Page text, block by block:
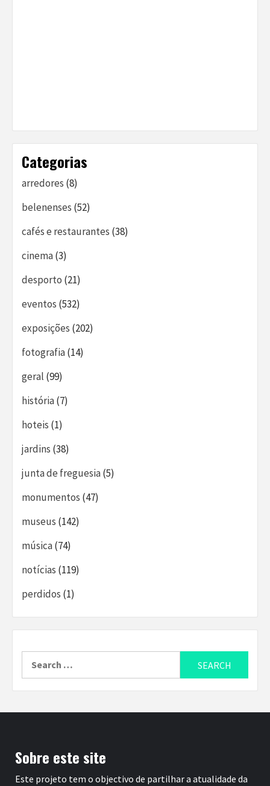
Categorias
arredores (8)
belenenses (52)
cafés e restaurantes (38)
cinema(3)
desporto (21)
eventos (532)
exposições (202)
fotografia(14)
geral (99)
história(7)
hoteis (1)
jardins (38)
junta de freguesia(5)
monumentos (47)
museus (142)
música(74)
notícias (119)
perdidos (1)
Sobre este site
Este projeto tem o objectivo de partilhar a atualidade da